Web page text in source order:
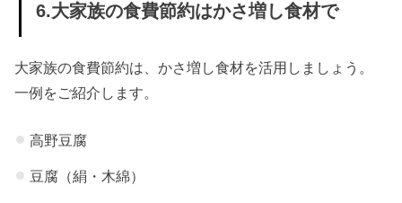
6.大家族の食費節約はかさ増し食材で
大家族の食費節約は、かさ増し食材を活用しましょう。
一例をご紹介します。
高野豆腐
豆腐（絹・木綿）